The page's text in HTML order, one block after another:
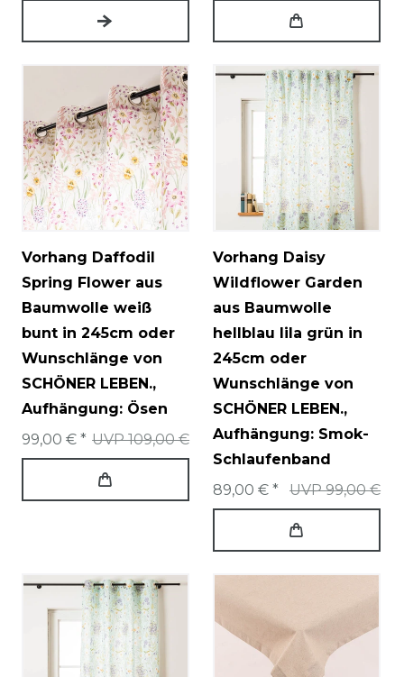
Vorhang Daffodil
Spring Flower aus
Baumwolle weiß
bunt in 245cm oder
Wunschlänge von
SCHÖNER LEBEN.,
Aufhängung: Ösen
UVP 109,00 €
99,00 € *
Vorhang Daisy
Wildflower Garden
aus Baumwolle
hellblau lila grün in
245cm oder
Wunschlänge von
SCHÖNER LEBEN.,
Aufhängung: Smok-
Schlaufenband
UVP 99,00 €
89,00 € *